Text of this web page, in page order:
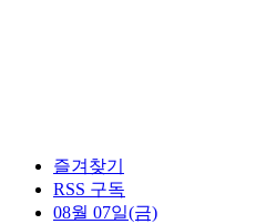
즐겨찾기
RSS 구독
08월 07일(금)